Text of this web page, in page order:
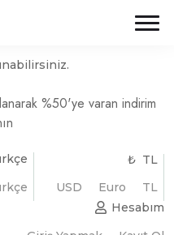
%50'ye varan indirim
₺ TL
USD
Euro
TL
Hesabım